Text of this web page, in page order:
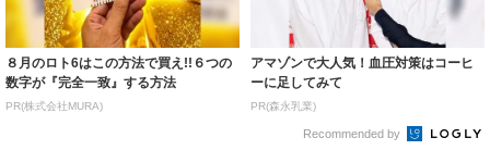
８月のロト6はこの方法で買え!!６つの
数字が『完全一致』する方法
PR(株式会社MURA)
アマゾンで大人気！血圧対策はコーヒ
ーに足してみて
PR(森永乳業)
Recommended by